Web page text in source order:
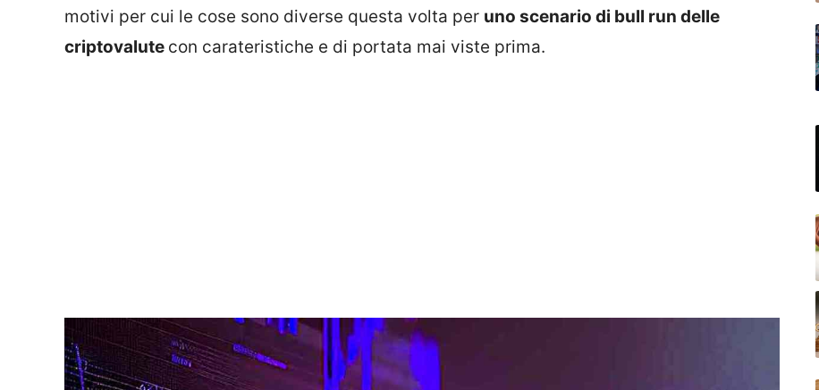
motivi per cui le cose sono diverse questa volta per uno scenario di bull run delle
criptovalute con carateristiche e di portata mai viste prima.